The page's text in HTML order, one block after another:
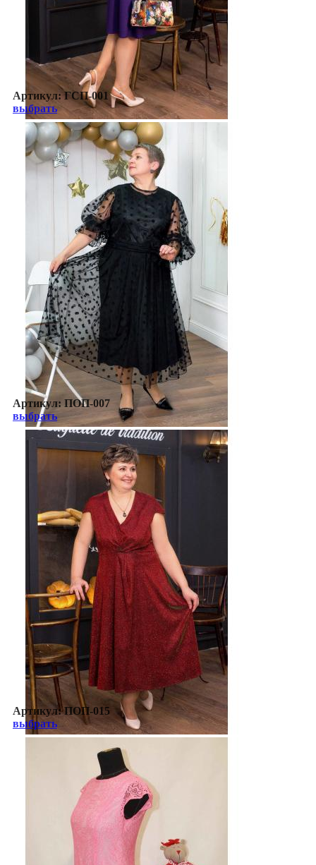
Артикул:ГСП-001
выбрать
Артикул: ПОП-007
выбрать
Артикул:ПОП-015
выбрать